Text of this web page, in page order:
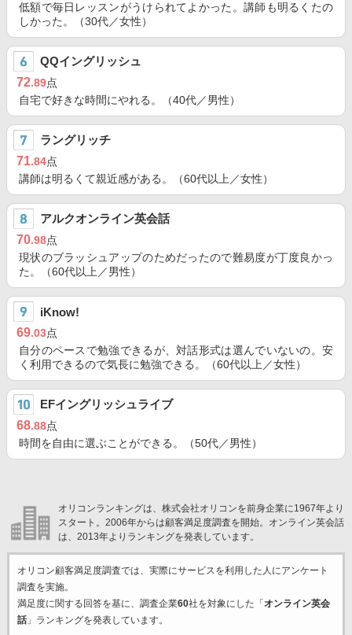
低額で毎日レッスンがうけられてよかった。講師も明るくたの
しかった。（30代／女性）
QQイングリッシュ
72.89点
自宅で好きな時間にやれる。（40代／男性）
ラングリッチ
71.84点
講師は明るくて親近感がある。（60代以上／女性）
アルクオンライン英会話
70.98点
現状のブラッシュアップのためだったので難易度が丁度良かっ
た。（60代以上／男性）
iKnow!
69.03点
自分のペースで勉強できるが、対話形式は選んでいないの。安
く利用できるので気長に勉強できる。（60代以上／女性）
EFイングリッシュライブ
68.88点
時間を自由に選ぶことができる。（50代／男性）
オリコンランキングは、株式会社オリコンを前身企業に1967年より
スタート。2006年からは顧客満足度調査を開始。オンライン英会話
は、2013年よりランキングを発表しています。
オリコン顧客満足度調査では、実際にサービスを利用した 人にアンケート
調査を実施。
満足度に関する回答を基に、調査企業60社を対象にした「 オンライン英会
話」ランキングを発表しています。